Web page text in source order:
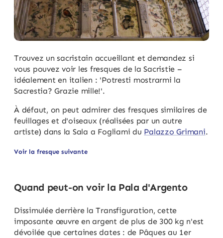
Trouvez un sacristain accueillant et demandez si
vous pouvez voir les fresques de la Sacristie –
idéalement en italien : 'Potresti mostrarmi la
Sacrestia? Grazie mille!'.
À défaut, on peut admirer des fresques similaires de
feuillages et d'oiseaux (réalisées par un autre
artiste) dans la Sala a Fogliami du Palazzo Grimani.
Voir la fresque suivante
Quand peut-on voir la Pala d'Argento
Dissimulée derrière la Transfiguration, cette
imposante œuvre en argent de plus de 300 kg n'est
dévoilée que certaines dates : de Pâques au 1er